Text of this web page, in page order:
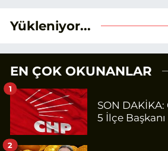
Yükleniyor...
EN ÇOK OKUNANLAR
SON
5 İlçe
1
2